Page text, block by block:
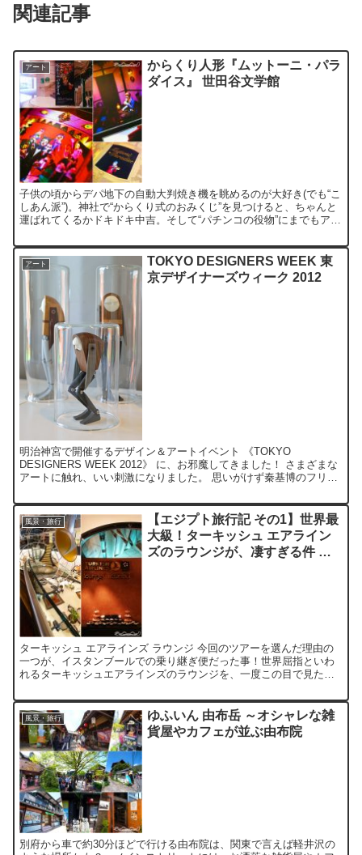
関連記事
アート
からくり人形『ムットーニ・パラ
ダイス』 世田谷文学館
子供の頃からデパ地下の自動大判焼き機を眺めるのが大好き(でも“こ
しあん派”)。神社で“からくり式のおみくじ”を見つけると、ちゃんと
運ばれてくるかドキドキ中吉。そして“パチンコの役物”にまでもアー
アート
TOKYO DESIGNERS WEEK 東
京デザイナーズウィーク 2012
明治神宮で開催するデザイン＆アートイベント 《TOKYO
DESIGNERS WEEK 2012》 に、お邪魔してきました！ さまざまな
アートに触れ、いい刺激になりました。 思いがけず秦基博のフリー
風景・旅行
【エジプト旅行記 その1】世界最
大級！ターキッシュ エアライン
ズのラウンジが、凄すぎる件 ＠
ターキッシュ エアラインズ ラウンジ 今回のツアーを選んだ理由の
一つが、イスタンブールでの乗り継ぎ便だった事！世界屈指といわ
れるターキッシュエアラインズのラウンジを、一度この目で見たか
風景・旅行
ゆふいん 由布岳 ～オシャレな雑
貨屋やカフェが並ぶ由布院
別府から車で約30分ほどで行ける由布院は、関東で言えば軽井沢の